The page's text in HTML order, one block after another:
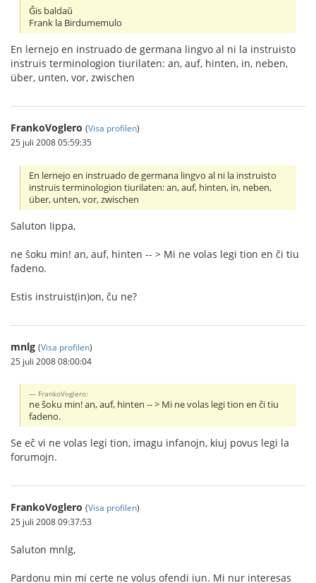
Ĝis baldaŭ
Frank la Birdumemulo
En lernejo en instruado de germana lingvo al ni la instruisto
instruis terminologion tiurilaten: an, auf, hinten, in, neben,
über, unten, vor, zwischen
FrankoVoglero (Visa profilen)
25 juli 2008 05:59:35
En lernejo en instruado de germana lingvo al ni la instruisto
instruis terminologion tiurilaten: an, auf, hinten, in, neben,
über, unten, vor, zwischen
Saluton Iippa,
ne ŝoku min! an, auf, hinten -- > Mi ne volas legi tion en ĉi tiu
fadeno.
Estis instruist(in)on, ĉu ne?
mnlg (Visa profilen)
25 juli 2008 08:00:04
FrankoVoglero:
ne ŝoku min! an, auf, hinten -- > Mi ne volas legi tion en ĉi tiu
fadeno.
Se eĉ vi ne volas legi tion, imagu infanojn, kiuj povus legi la
forumojn.
FrankoVoglero (Visa profilen)
25 juli 2008 09:37:53
Saluton mnlg,
Pardonu min mi certe ne volus ofendi iun. Mi nur interesas